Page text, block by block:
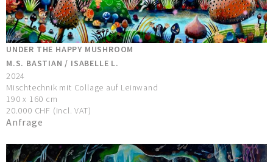
UNDER THE HAPPY MUSHROOM
M.S. BASTIAN / ISABELLE L.
2024
Mischtechnik mit Collage auf Leinwand
190 x 160 cm
20.000 CHF (incl. VAT)
Anfrage